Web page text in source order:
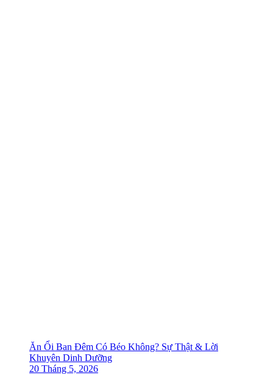
Ăn Ổi Ban Đêm Có Béo Không? Sự Thật & Lời
Khuyên Dinh Dưỡng
20 Tháng 5, 2026